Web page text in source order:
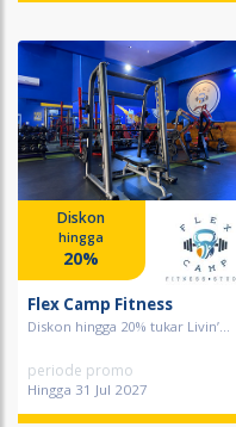
Diskon
hingga
20%
Flex Camp Fitness
Diskon hingga 20% tukar Livin’...
periode promo
Hingga 31 Jul 2027